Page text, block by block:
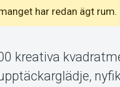
har redan ägt rum.
kreativa